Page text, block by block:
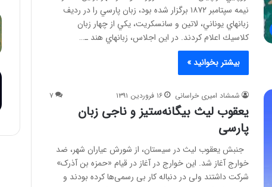
نيمه سپتامبر ۱۸۷۲ برگزار شده بود، زبان پارسي را در رديف
زبانهاي يوناني، لاتين و سانسكريت، يكي از چهار زبان
كلاسيك اعلام كردند. در اين اجلاس، زبانهاي هند ـ…
بیشتر بخوانید »
شمشاد امیری خراسانی ۱۶ فروردین ۱۳۹۱ ۷
یعقوب لیث بیگانه‌ستیز و ناجی زبان
پارسی
جنبش یعقوب لیث در سیستان، از شورش عیاران شهر، ضد
خوارج آغاز شد. این خوارج در آغاز در قیام «حمزه بن آذرک»
شرکت داشتند ولی در دنباله کار بی رسمی‌ها کرده بودند و